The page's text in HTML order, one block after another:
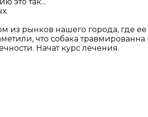
из рынков нашего города, где
что собака травмированна
Начат курс лечения.